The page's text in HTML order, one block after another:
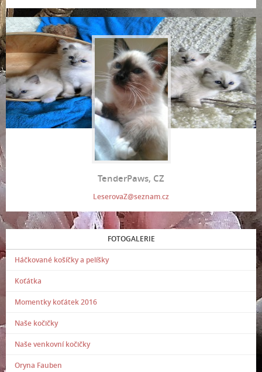
TenderPaws, CZ
LeserovaZ@seznam.cz
FOTOGALERIE
Háčkované košíčky a pelíšky
Koťátka
Momentky koťátek 2016
Naše kočičky
Naše venkovní kočičky
Oryna Fauben